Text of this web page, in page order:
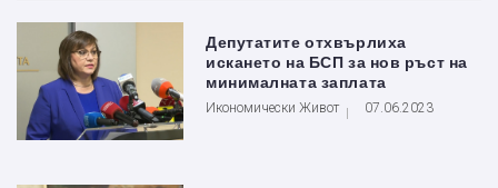
Депутатите отхвърлиха
искането на БСП за нов ръст на
минималната заплата
Икономически Живот 07.06.2023